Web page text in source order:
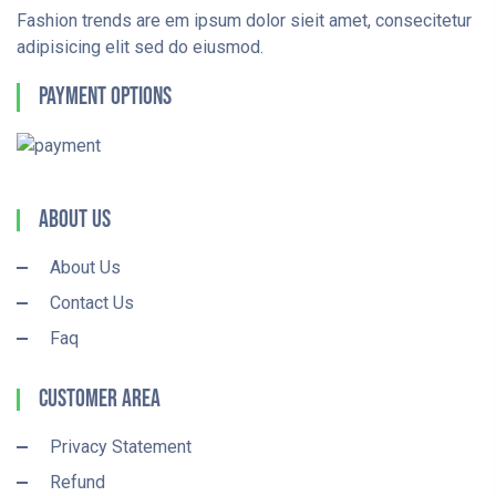
Fashion trends are em ipsum dolor sieit amet, consecitetur
adipisicing elit sed do eiusmod.
Payment Options
About Us
About Us
Contact Us
Faq
Customer Area
Privacy Statement
Refund